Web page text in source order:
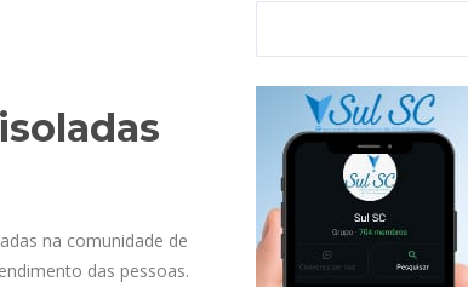
na comunidade de
das pessoas.